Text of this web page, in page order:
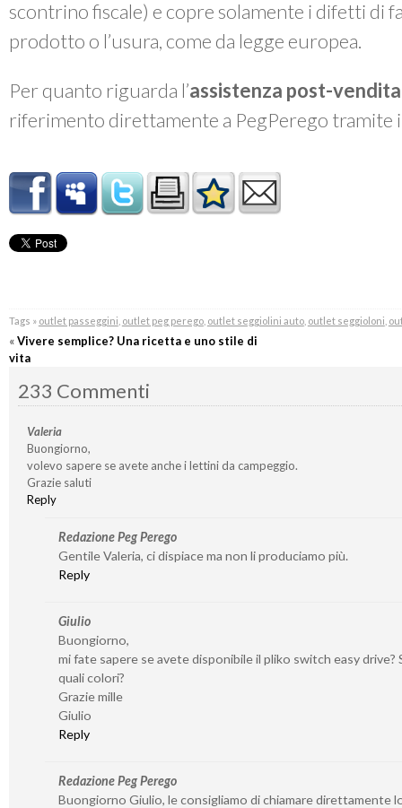
scontrino fiscale) e copre solamente i difetti di
prodotto o l’usura, come da legge europea.
Per quanto riguarda l’assistenza post-vendita
riferimento direttamente a PegPerego tramite
Tags » outlet passeggini outlet peg perego, outlet seggiolini auto, outlet seggioloni
«Vivere semplice? Una ricetta e uno stile di
vita
233 Commenti
Valeria
Buongiorno,
volevo sapere se avete anche i lettini da campeggio.
Grazie saluti
Reply
Redazione Peg Perego
Gentile Valeria, ci dispiace ma non li produciamo più.
Reply
Giulio
Buongiorno,
mi fate sapere se avete disponibile il pliko switch easy drive?
quali colori?
Grazie mille
Giulio
Reply
Redazione Peg Perego
Buongiorno Giulio, le consigliamo di chiamare direttamente